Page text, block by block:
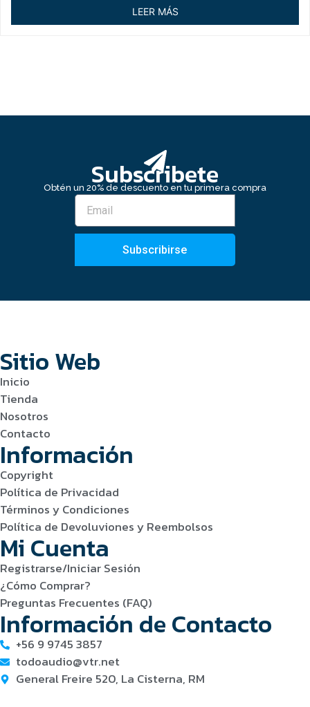
deLEER MÁS
Subscribete
Obtén un 20% de descuento en tu primera compra
Subscribirse
Sitio Web
Inicio
Tienda
Nosotros
Contacto
Información
Copyright
Política de Privacidad
Términos y Condiciones
Política de Devoluviones y Reembolsos
Mi Cuenta
Registrarse/Iniciar Sesión
¿Cómo Comprar?
Preguntas Frecuentes (FAQ)
Información de Contacto
+56 9 9745 3857
todoaudio@vtr.net
General Freire 520, La Cisterna, RM